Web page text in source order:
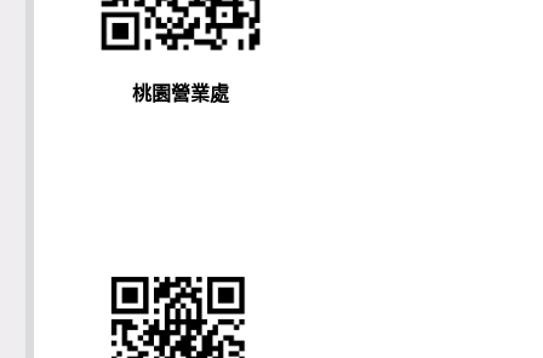
桃園營業處